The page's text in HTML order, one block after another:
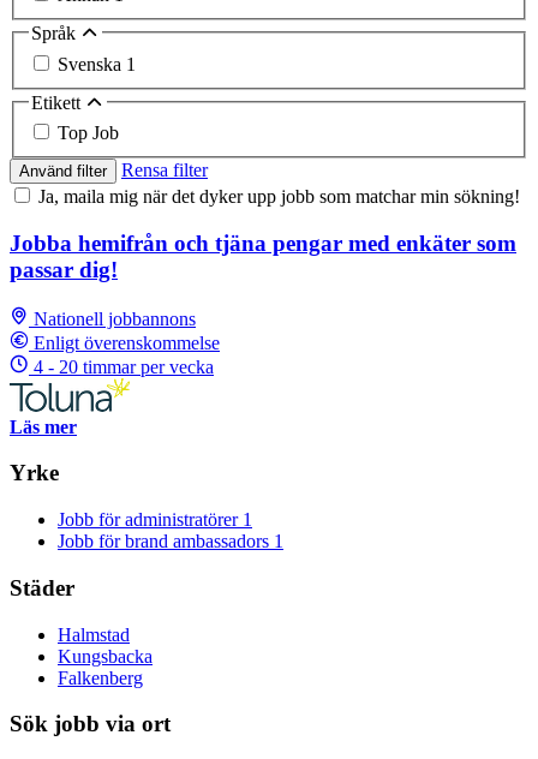
Språk
Svenska 1
Etikett
Top Job
Använd filter
Rensa filter
Ja, maila mig när det dyker upp jobb som matchar min sökning!
Jobba hemifrån och tjäna pengar med enkäter som
passar dig!
Nationell jobbannons
Enligt överenskommelse
4 - 20 timmar per vecka
Läs mer
Yrke
Jobb för administratörer 1
Jobb för brand ambassadors 1
Städer
Halmstad
Kungsbacka
Falkenberg
Sök jobb via ort